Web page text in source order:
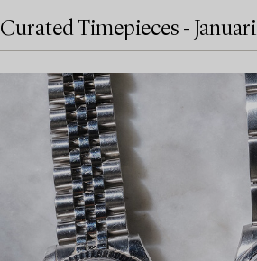
Curated Timepieces - Januari